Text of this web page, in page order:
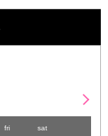
fri sat